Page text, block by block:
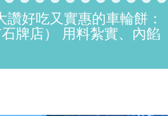
好吃又實惠的車輪餅：
牌店） 用料紮實、內餡